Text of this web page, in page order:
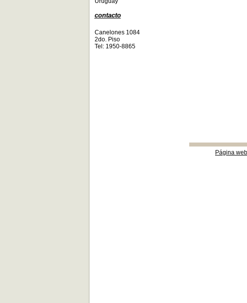
Página
contacto
Canelones 1084
2do. Piso
Tel: 1950-8865